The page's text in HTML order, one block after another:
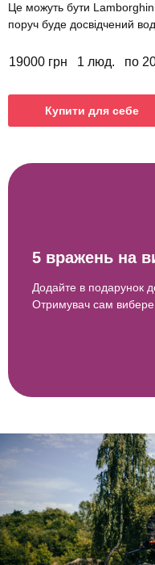
Це можуть бути
поруч буде досвідчений
19000 грн 1 люд. по
Купити для себе
5 вражень на
Додайте в подарунок
Отримувач сам вибере